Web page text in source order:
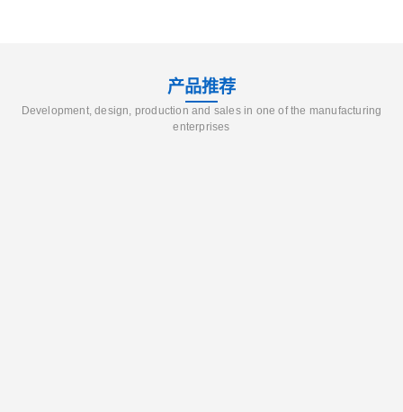
产品推荐
Development, design, production and sales in one of the manufacturing
enterprises